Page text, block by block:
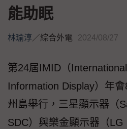
能助眠
林瑜淳／綜合外電 2024/08/27
第24屆IMID（
Information Display）年
州島舉行，三星顯示器（
SDC）與樂金顯示器（